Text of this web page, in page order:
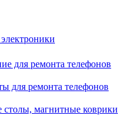
для ремонта телефонов
для ремонта телефонов
магнитные коврики